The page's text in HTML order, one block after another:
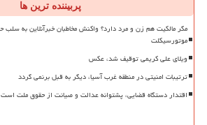
پربیننده ترین ها
مگر مالکیت هم زن و مرد دارد؟ واکنش مخاطبان خبرآنلاین به سلب
موتورسیکلت
ویلای علی کریمی توقیف شد، عکس
ترتیبات امنیتی در منطقه غرب آسیا، دیگر به قبل برنمی گردد
اقتدار دستگاه قضایی، پشتوانه عدالت و صیانت از حقوق ملت است